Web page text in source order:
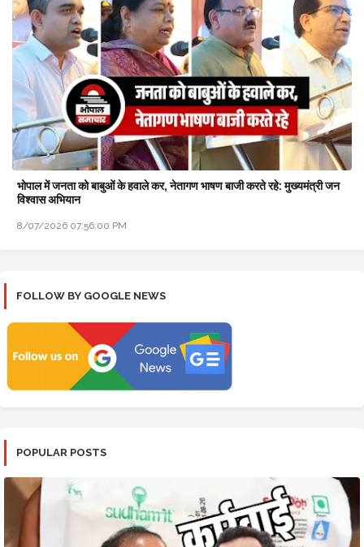
भोपाल में जनता को बाबुओं के हवाले कर, नेतागण भाषण बाजी करते रहे: मुख्यमंत्री जन
विश्वास अभियान
8/07/2026 07:56:00 PM
FOLLOW BY GOOGLE NEWS
POPULAR POSTS